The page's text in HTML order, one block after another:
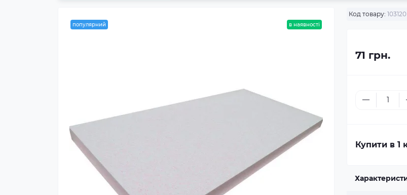
популярний в наявності
Код товару: 103120
71 грн.
Купити в 1